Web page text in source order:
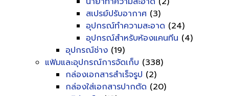
สเปรย์ปรับอากาศ (3)
อุปกรณ์ทำความสะอาด (24)
อุปกรณ์สำหรับห้องแคนทีน (4)
อุปกรณ์ช่าง (19)
แฟ้มและอุปกรณ์การจัดเก็บ (338)
กล่องเอกสารสำเร็จรูป (2)
กล่องใส่เอกสารปากตัด (20)